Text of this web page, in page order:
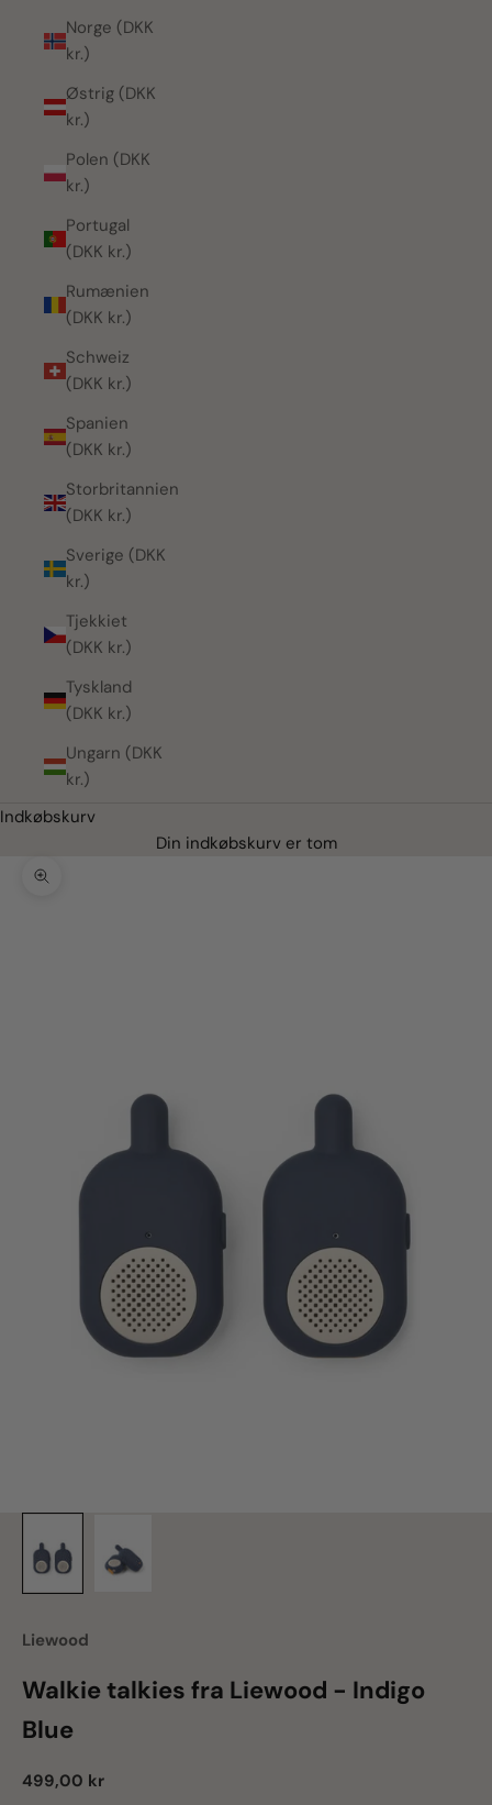
Norge (DKK
kr.)
Østrig (DKK
kr.)
Polen (DKK
kr.)
Portugal
(DKK kr.)
Rumænien
(DKK kr.)
Schweiz
(DKK kr.)
Spanien
(DKK kr.)
Storbritannien
(DKK kr.)
Sverige (DKK
kr.)
Tjekkiet
(DKK kr.)
Tyskland
(DKK kr.)
Ungarn (DKK
kr.)
Indkøbskurv
Din indkøbskurv er tom
Zoom
Liewood
Walkie talkies fra Liewood - Indigo
Blue
Salgspris
499,00 kr